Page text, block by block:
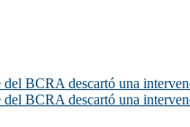
BCRA descartó una
BCRA descartó una